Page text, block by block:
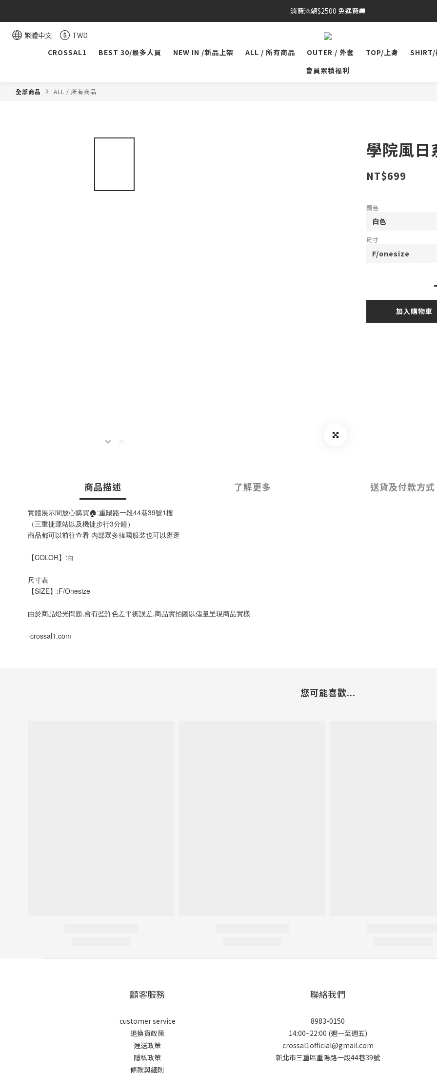
消費滿額$2500 免運費🚚
繁體中文
TWD
CROSSAL1
BEST 30/最多人買 NEW IN /新品上架 ALL / 所有商品 OUTER / 外套 TOP/上身
SHIRT/
會員累積福利
全部商品 ALL / 所有商品
學院風日
NT$699
顏色
尺寸
加入購物車
商品描述 了解更多 送貨及付款方式
實體展示間放心購買🏠:重陽路一段44巷39號1樓
（三重捷運站以及機捷步行3分鐘）
商品都可以前往查看 內部眾多韓國服裝也可以逛逛
【COLOR】:白
尺寸表
【SIZE】:F/Onesize
由於商品燈光問題,會有些許色差平衡誤差,商品實拍圖以儘量呈現商品實樣
-crossal1.com
您可能喜歡...
顧客服務
customer service
退換貨政策
運送政策
隱私政策
條款與細則
聯絡我們
8983-0150
14:00~22:00 (週一至週五)
crossal1official@gmail.com
新北市三重區重陽路一段44巷39號